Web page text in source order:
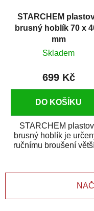
STARCHEM
brusný hoblík 70 x
mm
Skladem
699 Kč
DO KOŠÍKU
STARCHEM
brusný hoblík je
ručnímu broušení